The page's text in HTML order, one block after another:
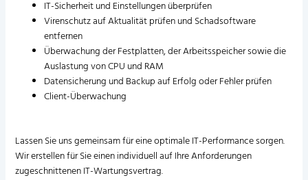
IT-Sicherheit und Einstellungen überprüfen
Virenschutz auf Aktualität prüfen und Schadsoftware
entfernen
Überwachung der Festplatten, der Arbeitsspeicher sowie die
Auslastung von CPU und RAM
Datensicherung und Backup auf Erfolg oder Fehler prüfen
Client-Überwachung
Lassen Sie uns gemeinsam für eine optimale IT-Performance sorgen.
Wir erstellen für Sie einen individuell auf Ihre Anforderungen
zugeschnittenen IT-Wartungsvertrag.